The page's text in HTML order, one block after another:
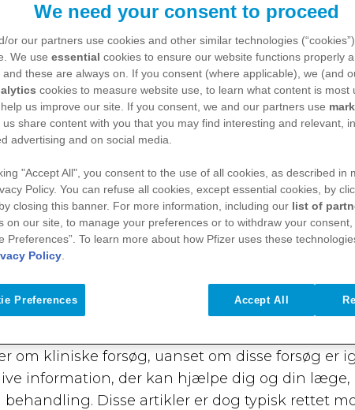
du et abstract til
om kliniske
giver information om kræftforskning. Der er
som er publiceret i forskningsartikler,
nye kræftbehandlinger.
om kliniske forsøg, uanset om disse forsøg er
information, der kan hjælpe dig og din læge,
behandling. Disse artikler er dog typisk rettet
We need your consent to proceed
or our partners use cookies and other similar technologies
We use essential cookies to ensure our website functions properly
and these are always on. If you consent (where applicable), we (and
cookies to measure website use, to learn what content is most
us improve our site. If you consent, we and our partners use
us share content with you that you may find interesting and relevant,
advertising and on social media.
"Accept All", you consent to the use of all cookies, as described in
Policy. You can refuse all cookies, except essential cookies, by
closing this banner. For more information, including our list of
on our site, to manage your preferences or to withdraw your consent,
Preferences”. To learn more about how Pfizer uses these
Policy.
Preferences Accept All